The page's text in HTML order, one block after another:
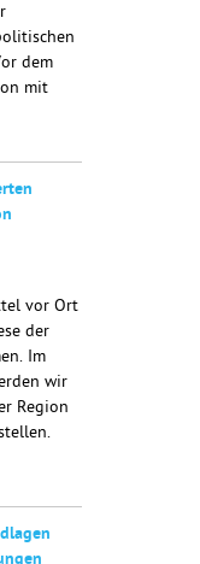
dem
mit
vor Ort
der
Im
wir
Region